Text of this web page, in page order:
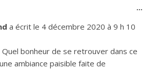
a écrit le 4 décembre 2020 à 9 h 10
Quel bonheur de se retrouver dans ce
ambiance paisible faite de
...